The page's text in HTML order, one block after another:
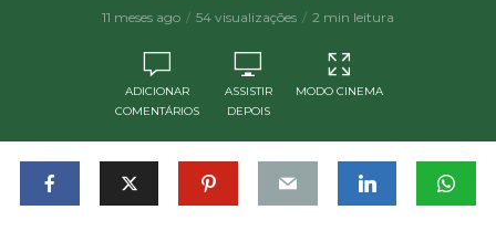
11 meses ago 54 visualizações 2 min leitura
ADICIONAR
COMENTÁRIOS
ASSISTIR
DEPOIS
MODO CINEMA